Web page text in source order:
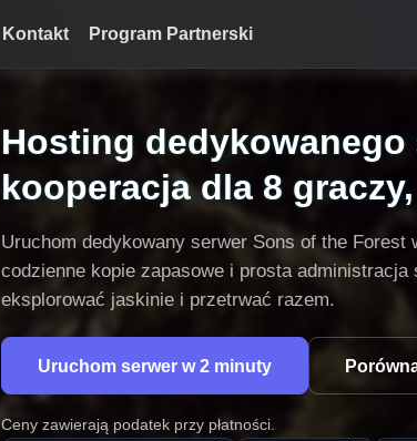
Kontakt Program Partnerski
Hosting
kooperacja dla 8
Uruchom dedykowany serwer Sons of the
codzienne kopie zapasowe i prosta
eksplorować jaskinie i przetrwać razem.
Uruchom serwer w 2 minuty
Ceny zawierają podatek przy płatności.